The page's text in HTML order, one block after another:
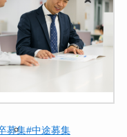
募集#中途募集